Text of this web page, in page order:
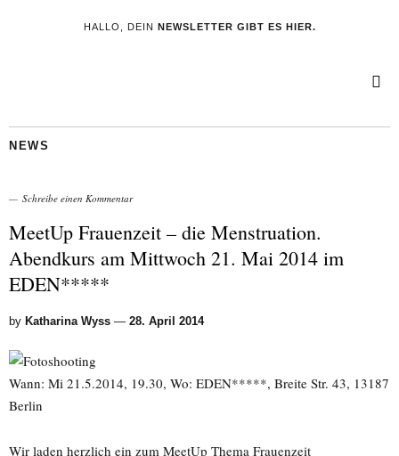
HALLO, DEIN NEWSLETTER GIBT ES HIER.
NEWS
Schreibe einen Kommentar
MeetUp Frauenzeit – die Menstruation.
Abendkurs am Mittwoch 21. Mai 2014 im
EDEN*****
by Katharina Wyss — 28. April 2014
Wann: Mi 21.5.2014, 19.30, Wo: EDEN*****, Breite Str. 43, 13187
Berlin
Wir laden herzlich ein zum MeetUp Thema Frauenzeit